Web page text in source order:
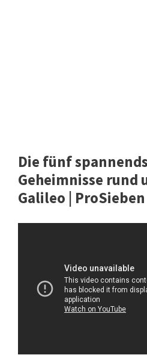
Die fünf
Geheimnisse rund
Galileo | ProSieben